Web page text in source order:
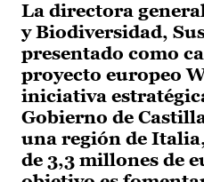
La directora
y Biodiversidad,
presentado como
proyecto europeo
iniciativa
Gobierno de
una región de
de 3,3 millones de